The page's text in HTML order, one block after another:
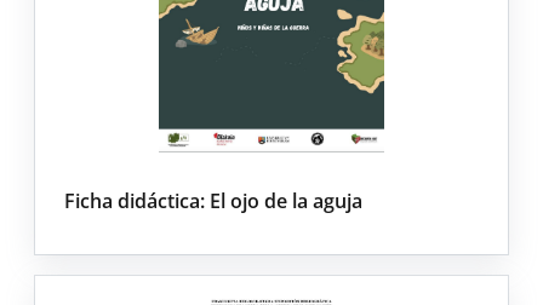
Ficha didáctica: El ojo de la aguja